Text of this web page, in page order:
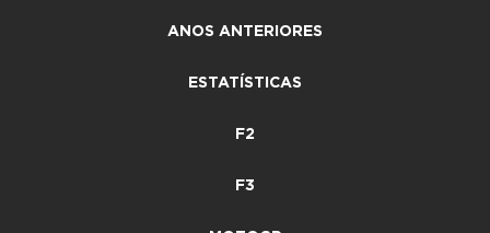
ANOS ANTERIORES
ESTATÍSTICAS
F2
F3